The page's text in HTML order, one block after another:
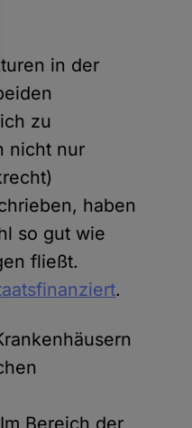
in der
zu
nicht nur
haben
so gut wie
fließt.
.